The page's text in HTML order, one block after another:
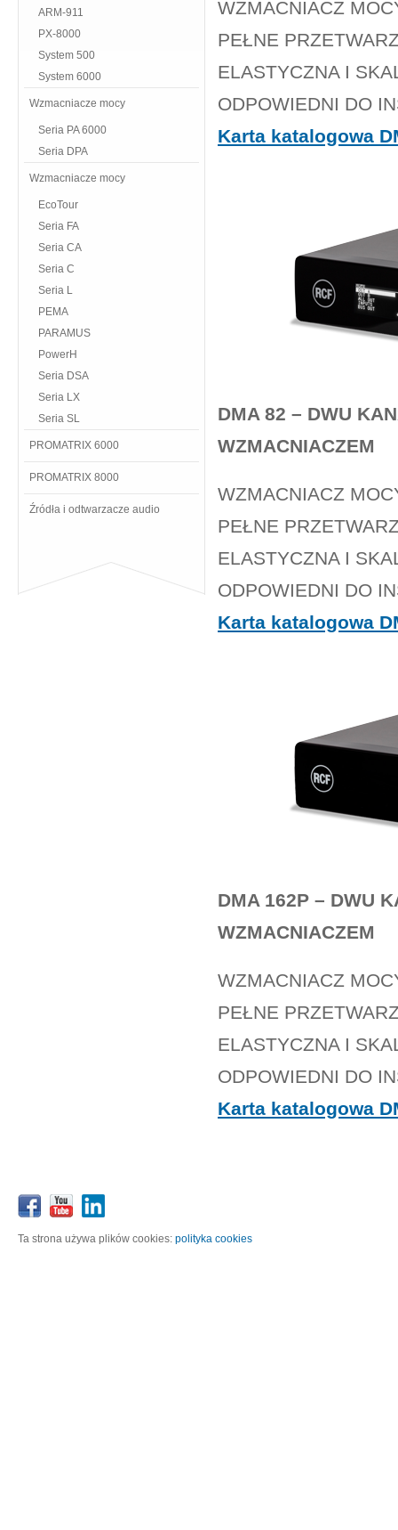
ARM-911
PX-8000
System 500
System 6000
Wzmacniacze mocy
Seria PA 6000
Seria DPA
Wzmacniacze mocy
EcoTour
Seria FA
Seria CA
Seria C
Seria L
PEMA
PARAMUS
PowerH
Seria DSA
Seria LX
Seria SL
PROMATRIX 6000
PROMATRIX 8000
Źródła i odtwarzacze audio
WZMACNIACZ
PEŁNE
ELASTYCZNA I
ODPOWIEDNI DO
Karta katalogowa
DMA 82 – DWU
WZMACNIACZEM
WZMACNIACZ
PEŁNE
ELASTYCZNA I
ODPOWIEDNI DO
Karta katalogowa
DMA 162P – DWU
WZMACNIACZEM
WZMACNIACZ
PEŁNE
ELASTYCZNA I
ODPOWIEDNI DO
Karta katalogowa
Ta strona używa plików cookies: polityka cookies